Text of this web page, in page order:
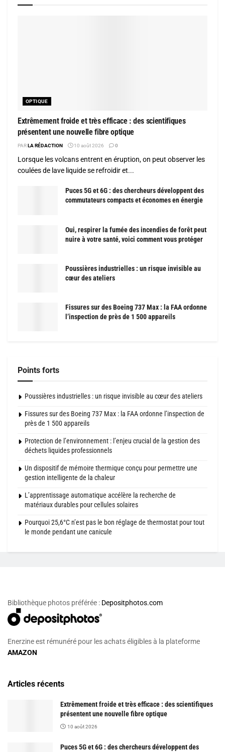
OPTIQUE
Extrêmement froide et très efficace : des scientifiques
présentent une nouvelle fibre optique
PAR LA RÉDACTION 10 août 2026 0
Lorsque les volcans entrent en éruption, on peut observer les
coulées de lave liquide se refroidir et...
Puces 5G et 6G : des chercheurs développent des
commutateurs compacts et économes en énergie
Oui, respirer la fumée des incendies de forêt peut
nuire à votre santé, voici comment vous protéger
Poussières industrielles : un risque invisible au
cœur des ateliers
Fissures sur des Boeing 737 Max : la FAA ordonne
l’inspection de près de 1 500 appareils
Points forts
Poussières industrielles : un risque invisible au cœur des ateliers
Fissures sur des Boeing 737 Max : la FAA ordonne l’inspection de
près de 1 500 appareils
Protection de l’environnement : l’enjeu crucial de la gestion des
déchets liquides professionnels
Un dispositif de mémoire thermique conçu pour permettre une
gestion intelligente de la chaleur
L’apprentissage automatique accélère la recherche de
matériaux durables pour cellules solaires
Pourquoi 25,6°C n’est pas le bon réglage de thermostat pour tout
le monde pendant une canicule
Bibliothèque photos préférée : Depositphotos.com
Enerzine est rémunéré pour les achats éligibles à la plateforme
AMAZON
Articles récents
Extrêmement froide et très efficace : des scientifiques
présentent une nouvelle fibre optique
10 août 2026
Puces 5G et 6G : des chercheurs développent des